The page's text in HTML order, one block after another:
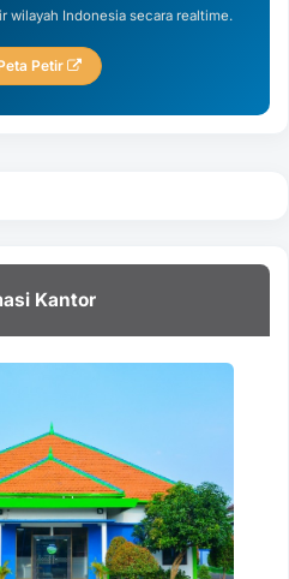
wilayah Indonesia secara realtime.
Petir
Kantor